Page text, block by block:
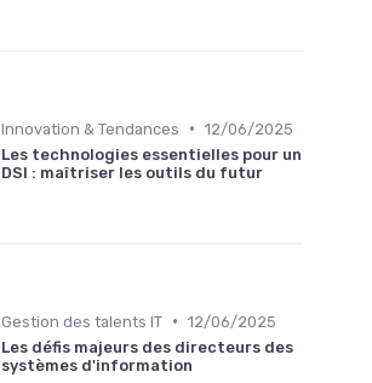
Innovation & Tendances • 12/06/2025
Les technologies essentielles pour un
DSI : maîtriser les outils du futur
Gestion des talents IT • 12/06/2025
Les défis majeurs des directeurs des
systèmes d'information